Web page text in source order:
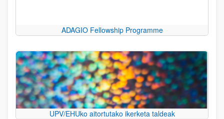
ADAGIO Fellowship Programme
UPV/EHUko aitortutako ikerketa taldeak